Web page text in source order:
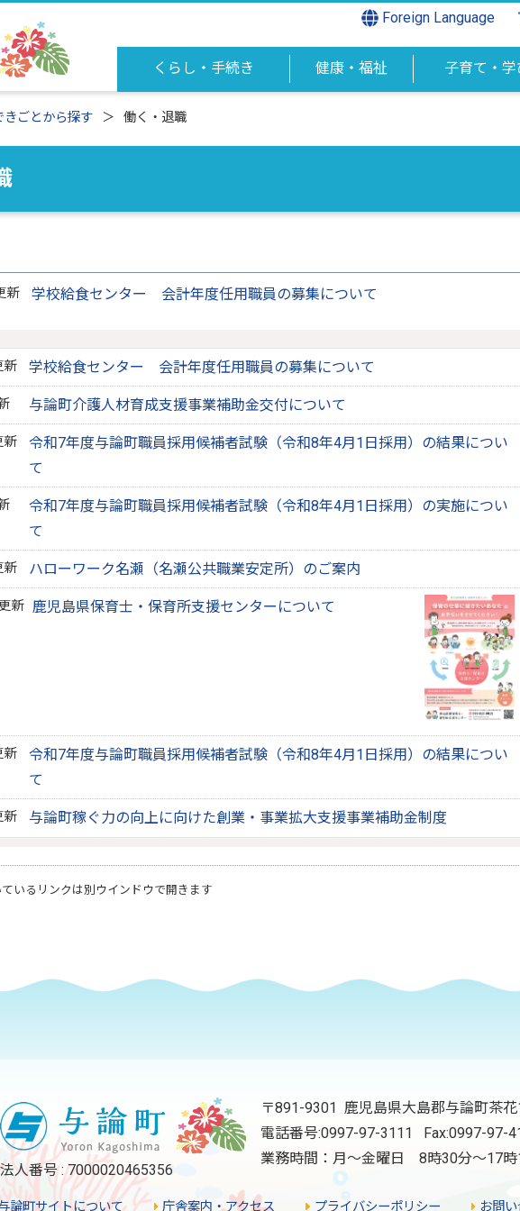
Foreign Language
くらし・手続き 健康・福祉 子育て・学
きごとから探す 働く・退職
新 学校給食センター 会計年度任用職員の募集について
新 学校給食センター 会計年度任用職員の募集について
与論町介護人材育成支援事業補助金交付について
新
令和7年度与論町職員採用候補者試験（令和8年4月1日採用）の結果につい
て
令和7年度与論町職員採用候補者試験（令和8年4月1日採用）の実施につい
て
新 ハローワーク名瀬（名瀬公共職業安定所）のご案内
新 鹿児島県保育士・保育所支援センターについて
新
令和7年度与論町職員採用候補者試験（令和8年4月1日採用）の結果につい
て
新 与論町稼ぐ力の向上に向けた創業・事業拡大支援事業補助金制度
いるリンクは別ウインドウで開きます
法人番号 : 7000020465356
〒891-9301 鹿児島県大島郡与論町茶
電話番号:0997-97-3111
Fax:0997-97-
業務時間：月～金曜日 8時30分～17時
論町サイトについて 庁舎案内・アクセス プライバシーポリシー お問い